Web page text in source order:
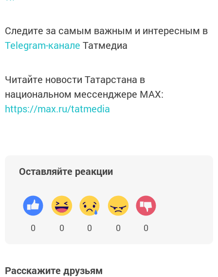
Следите за самым важным и интересным в
Telegram-канале Татмедиа
Читайте новости Татарстана в
национальном мессенджере MАХ:
https://max.ru/tatmedia
Оставляйте реакции
0 0 0 0 0
Расскажите друзьям